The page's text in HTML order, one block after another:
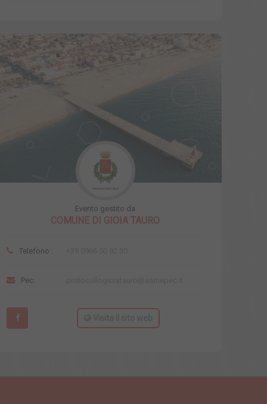
Evento gestito da
COMUNE DI GIOIA TAURO
Telefono :
Pec: